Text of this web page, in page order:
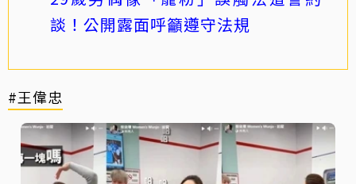
談！公開露面呼籲遵守法規
#王偉忠